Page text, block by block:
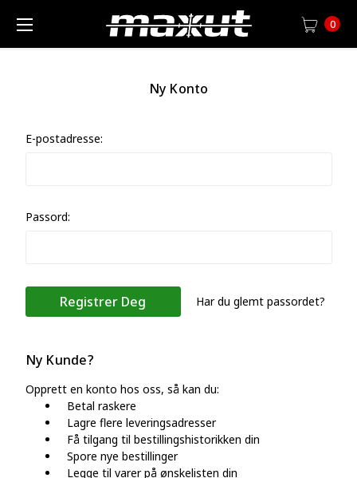
0
Ny Konto
E-postadresse:
Passord:
Har du glemt passordet?
Ny Kunde?
Opprett en konto hos oss, så kan du:
Betal raskere
Lagre flere leveringsadresser
Få tilgang til bestillingshistorikken din
Spore nye bestillinger
Legge til varer på ønskelisten din